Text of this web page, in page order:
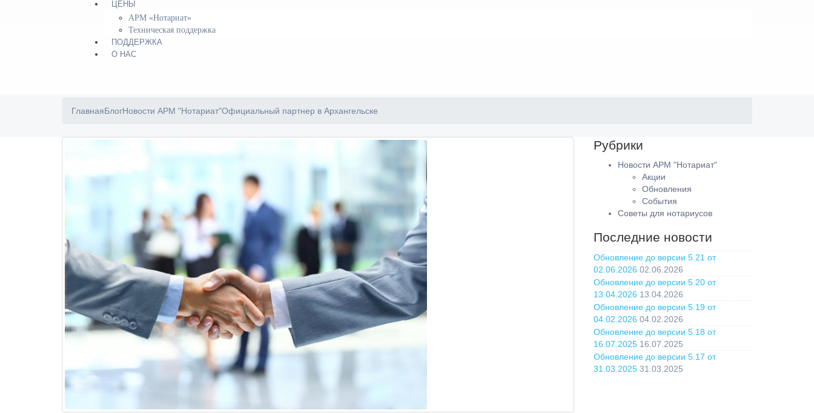
ЦЕНЫ
АРМ «Нотариат»
Техническая поддержка
ПОДДЕРЖКА
О НАС
ГлавнаяБлогНовости АРМ "Нотариат"Официальный партнер в Архангельске
Рубрики
Новости АРМ "Нотариат"
Акции
Обновления
События
Советы для нотариусов
Последние новости
Обновление до версии 5.21 от
02.06.2026 02.06.2026
Обновление до версии 5.20 от
13.04.2026 13.04.2026
Обновление до версии 5.19 от
04.02.2026 04.02.2026
Обновление до версии 5.18 от
16.07.2025 16.07.2025
Обновление до версии 5.17 от
31.03.2025 31.03.2025